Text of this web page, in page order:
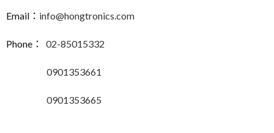
Email： info@hongtronics.com
Phone： 02-85015332
0901353661
0901353665